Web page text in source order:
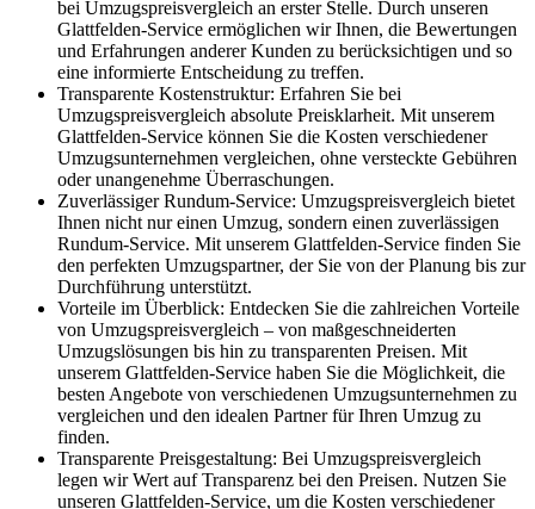
bei Umzugspreisvergleich an erster Stelle. Durch unseren
Glattfelden-Service ermöglichen wir Ihnen, die Bewertungen
und Erfahrungen anderer Kunden zu berücksichtigen und so
eine informierte Entscheidung zu treffen.
Transparente Kostenstruktur: Erfahren Sie bei
Umzugspreisvergleich absolute Preisklarheit. Mit unserem
Glattfelden-Service können Sie die Kosten verschiedener
Umzugsunternehmen vergleichen, ohne versteckte Gebühren
oder unangenehme Überraschungen.
Zuverlässiger Rundum-Service: Umzugspreisvergleich bietet
Ihnen nicht nur einen Umzug, sondern einen zuverlässigen
Rundum-Service. Mit unserem Glattfelden-Service finden Sie
den perfekten Umzugspartner, der Sie von der Planung bis zur
Durchführung unterstützt.
Vorteile im Überblick: Entdecken Sie die zahlreichen Vorteile
von Umzugspreisvergleich – von maßgeschneiderten
Umzugslösungen bis hin zu transparenten Preisen. Mit
unserem Glattfelden-Service haben Sie die Möglichkeit, die
besten Angebote von verschiedenen Umzugsunternehmen zu
vergleichen und den idealen Partner für Ihren Umzug zu
finden.
Transparente Preisgestaltung: Bei Umzugspreisvergleich
legen wir Wert auf Transparenz bei den Preisen. Nutzen Sie
unseren Glattfelden-Service, um die Kosten verschiedener